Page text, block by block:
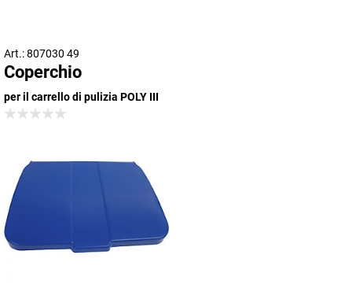
Art.: 807030 49
Coperchio
per il carrello di pulizia POLY III